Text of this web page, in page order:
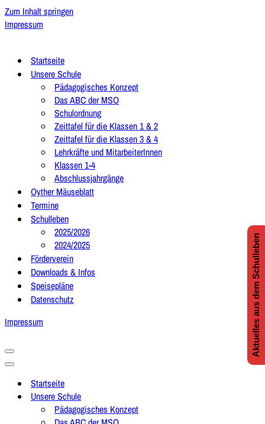
Zum Inhalt springen
Impressum
Startseite
Unsere Schule
Pädagogisches Konzept
Das ABC der MSO
Schulordnung
Zeittafel für die Klassen 1 & 2
Zeittafel für die Klassen 3 & 4
Lehrkräfte und MitarbeiterInnen
Klassen 1-4
Abschlussjahrgänge
Oyther Mäuseblatt
Termine
Schulleben
2025/2026
2024/2025
Förderverein
Downloads & Infos
Speisepläne
Datenschutz
Impressum
Navigationsmenü
Navigationsmenü
Startseite
Unsere Schule
Pädagogisches Konzept
Aktuelles aus dem Schulleben